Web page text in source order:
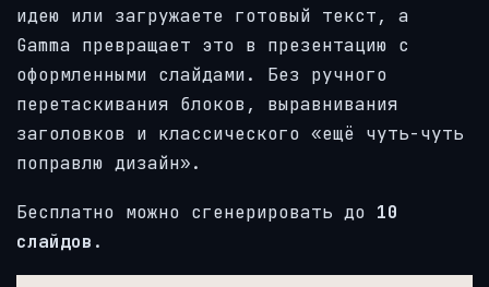
идею или загружаете готовый текст, а
Gamma превращает это в презентацию с
оформленными слайдами. Без ручного
перетаскивания блоков, выравнивания
заголовков и классического «ещё чуть-чуть
поправлю дизайн».
Бесплатно можно сгенерировать до 10
слайдов .